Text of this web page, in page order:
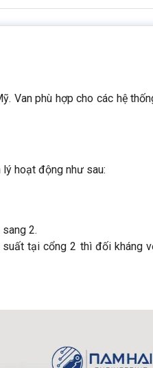
Van phù hợp cho các hệ
lý hoạt động như sau:
2.
tại cổng 2 thì đối kháng